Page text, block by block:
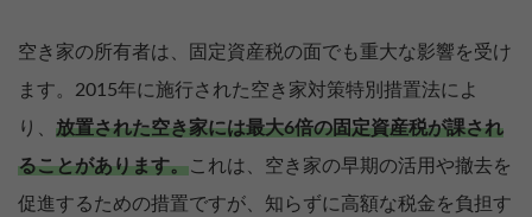
空き家の所有者は、固定資産税の面でも重大な影響を受け
ます。2015年に施行された空き家対策特別措置法によ
り、 放置された空き家には最大6倍の固定資産税が課され
ることがあります。これは、空き家の早期の活用や撤去を
促進するための措置ですが、知らずに高額な税金を負担す